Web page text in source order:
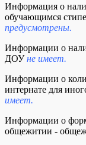
Информация о
обучающимся
предусмотрены.
Информации о
ДОУне имеет.
Информации о
интернате для
имеет.
Информации о
общежитии -